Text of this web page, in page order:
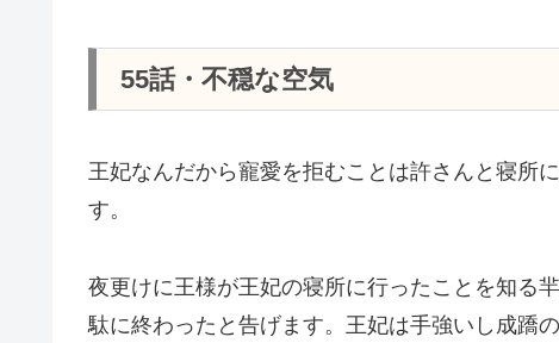
55話・不穏な空気
王妃なんだから寵愛を拒むことは許さんと寝所
す。
夜更けに王様が王妃の寝所に行ったことを知る
駄に終わったと告げます。王妃は手強いし成蹻